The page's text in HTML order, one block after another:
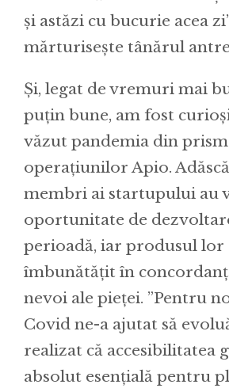
și astăzi cu bucurie acea
mărturisește tânărul
Și, legat de vremuri mai
puțin bune, am fost
văzut pandemia din
operațiunilor Apio.
membri ai startupului au
oportunitate de
perioadă, iar produsul lor
îmbunătățit în
nevoi ale pieței. ”Pentru
Covid ne-a ajutat să
realizat că accesibilitatea
absolut esențială pentru